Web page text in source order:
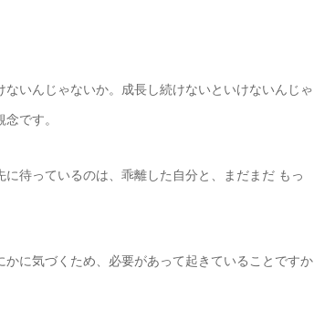
いんじゃないか。成長し続けないといけないんじゃ
です。
待っているのは、乖離した自分と、まだまだ もっ
に気づくため、必要があって起きていることですか